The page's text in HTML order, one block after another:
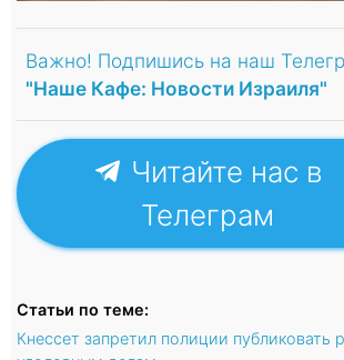
Важно! Подпишись на наш
"Наше Кафе: Новости Израиля"
Читайте нас в
Телеграм
Статьи по теме:
Кнессет запретил полиции публиковать